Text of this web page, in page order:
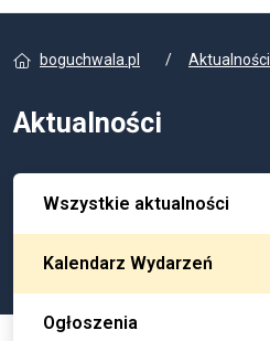
boguchwala.pl Aktualności
Aktualności
Wszystkie aktualności
Kalendarz Wydarzeń
Ogłoszenia